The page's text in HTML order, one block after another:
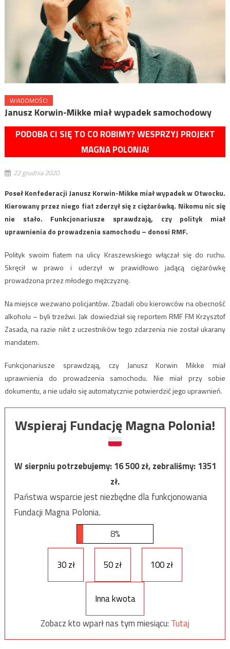
WIADOMOŚCI
Janusz Korwin-Mikke miał wypadek samochodowy
PODOBA CI SIĘ TO CO ROBIMY? WESPRZYJ PROJEKT
MAGNA POLONIA!
22 grudnia 2020
Poseł Konfederacji Janusz Korwin-Mikke miał wypadek w Otwocku.
Kierowany przez niego fiat zderzył się z ciężarówką. Nikomu nic się
nie stało. Funkcjonariusze sprawdzają, czy polityk miał
uprawnienia do prowadzenia samochodu – donosi RMF.
Polityk swoim fiatem na ulicy Kraszewskiego włączał się do ruchu.
Skręcił w prawo i uderzył w prawidłowo jadącą ciężarówkę
prowadzona przez młodego mężczyznę.
Na miejsce wezwano policjantów. Zbadali obu kierowców na obecność
alkoholu – byli trzeźwi. Jak dowiedział się reportem RMF FM Krzysztof
Zasada, na razie nikt z uczestników tego zdarzenia nie został ukarany
mandatem.
Funkcjonariusze sprawdzają, czy Janusz Korwin Mikke miał
uprawnienia do prowadzenia samochodu. Nie miał przy sobie
dokumentu, a nie udało się automatycznie potwierdzić jego uprawnień.
Wspieraj Fundację Magna Polonia!
W sierpniu potrzebujemy:16 500zł, zebraliśmy:1351
zł.
Państwa wsparcie jest niezbędne dla funkcjonowania
Fundacji Magna Polonia.
8%
30 zł 50 zł 100 zł
Inna kwota
Zobacz kto wparł nas tym miesiącu: Tutaj